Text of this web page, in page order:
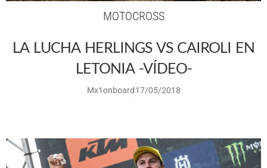
MOTOCROSS
LA LUCHA HERLINGS VS CAIROLI EN
LETONIA -VÍDEO-
Mx1onboard 17/05/2018